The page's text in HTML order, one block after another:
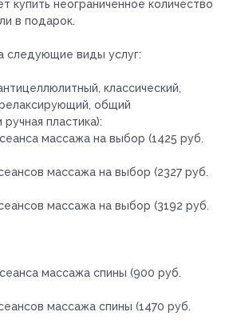
купить неограниченное количество
в подарок.
следующие виды услуг:
классический,
общий
пластика):
массажа на выбор (1425 руб.
массажа на выбор (2327 руб.
массажа на выбор (3192 руб.
массажа спины (900 руб.
массажа спины (1470 руб.